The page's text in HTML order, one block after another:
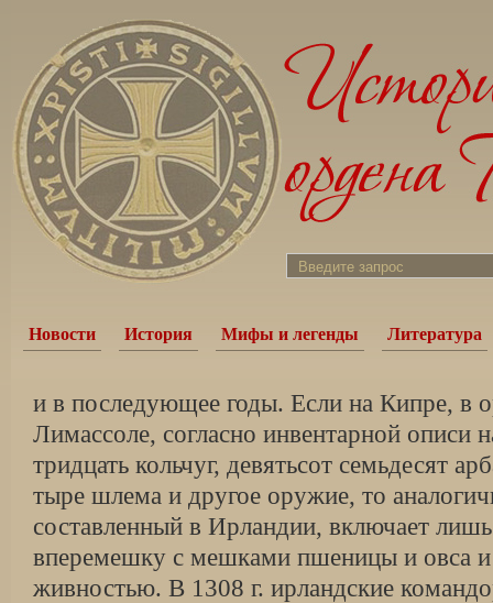
Новости История Мифы и легенды Литература
и в последующее годы. Если на Кипре, в
Лимассоле, согласно инвентарной описи
тридцать кольчуг, девятьсот семьдесят
тыре шлема и другое оружие, то
составлен­ный в Ирландии, включает
вперемешку с мешками пшеницы и овса
живностью. В 1308 г. ирландские